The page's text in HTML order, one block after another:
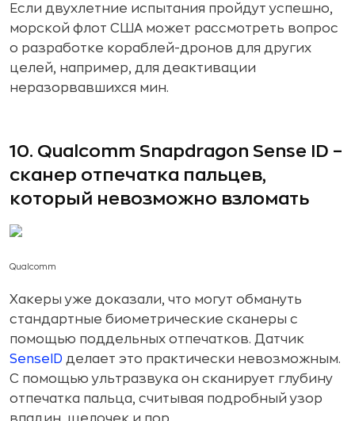
Если двухлетние испытания пройдут успешно,
морской флот США может рассмотреть вопрос
о разработке кораблей-дронов для других
целей, например, для деактивации
неразорвавшихся мин.
10. Qualcomm Snapdragon Sense ID –
сканер отпечатка пальцев,
который невозможно взломать
Qualcomm
Хакеры уже доказали, что могут обмануть
стандартные биометрические сканеры с
помощью поддельных отпечатков. Датчик
SenseID делает это практически невозможным.
С помощью ультразвука он сканирует глубину
отпечатка пальца, считывая подробный узор